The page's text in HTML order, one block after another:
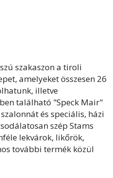
szakaszon a tiroli
amelyeket összesen 26
illetve
ben található "Speck Mair"
és speciális, házi
szép Stams
lekvárok, likőrök,
további termék közül